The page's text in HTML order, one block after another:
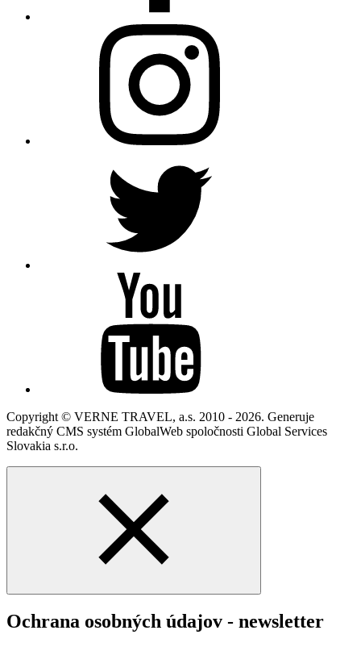
Copyright © VERNE TRAVEL, a.s. 2010 - 2026. Generuje
redakčný CMS systém GlobalWeb spoločnosti Global Services
Slovakia s.r.o.
Ochrana osobných údajov - newsletter